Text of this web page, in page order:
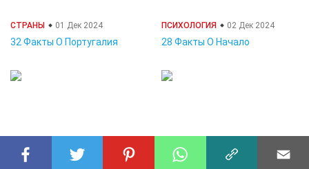
СТРАНЫ 01 Дек 2024
32 Факты О Португалия
ПСИХОЛОГИЯ 02 Дек 2024
28 Факты О Начало